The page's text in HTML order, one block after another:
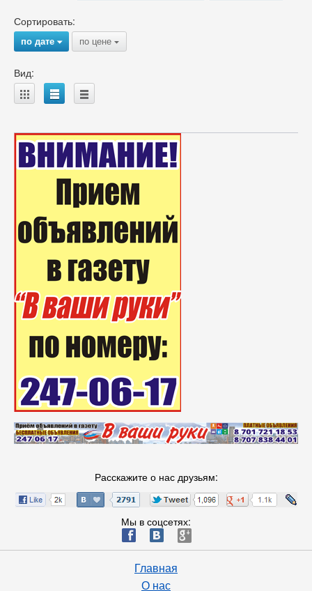
Сортировать:
по дате{ по цене {
Вид:
A B C
Расскажите о нас друзьям:
Мы в соцсетях:
ä æ è
Главная
О нас